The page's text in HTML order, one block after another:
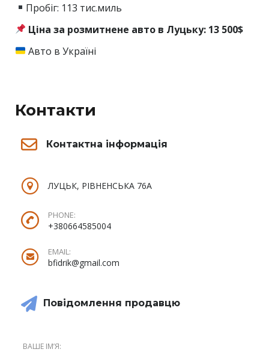
Пробіг: 113 тис.миль
Ціна за розмитнене авто в Луцьку: 13 500$
Авто в Україні
Контакти
Контактна інформація
ЛУЦЬК, РІВНЕНСЬКА 76А
PHONE:
+380664585004
EMAIL:
bfidrik@gmail.com
Повідомлення продавцю
ВАШЕ ІМʼЯ: